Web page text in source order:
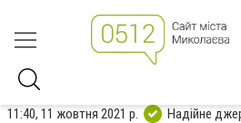
11:40, 11 жовтня 2021 р. Надійне